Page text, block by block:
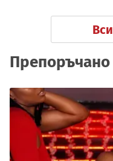
Препоръчано